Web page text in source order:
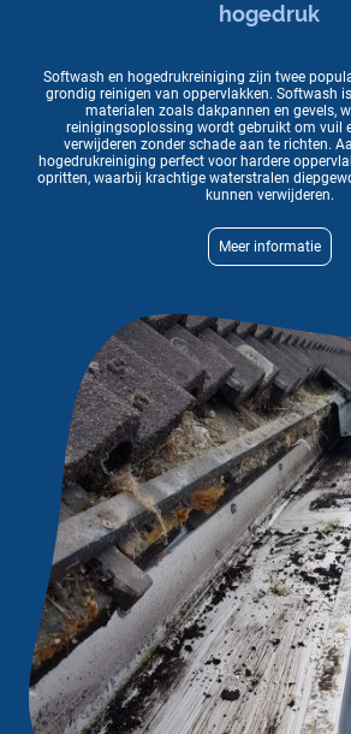
hogedruk
Softwash en hogedrukreiniging zijn twee
grondig reinigen van oppervlakken. Softwash
materialen zoals dakpannen en gevels,
reinigingsoplossing wordt gebruikt om vuil
verwijderen zonder schade aan te richten.
hogedrukreiniging perfect voor hardere
opritten, waarbij krachtige waterstralen
kunnen verwijderen.
Meer informatie